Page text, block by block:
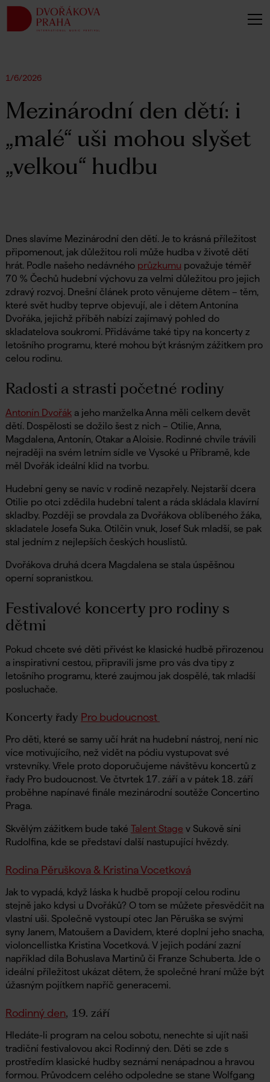
1/6/2026
Mezinárodní den dětí: i
„malé“ uši mohou slyšet
„velkou“ hudbu
Dnes slavíme Mezinárodní den dětí. Je to krásná příležitost
připomenout, jak důležitou roli může hudba v životě dětí
hrát. Podle našeho nedávného průzkumu považuje téměř
70 % Čechů hudební výchovu za velmi důležitou pro jejich
zdravý rozvoj. Dnešní článek proto věnujeme dětem – těm,
které svět hudby teprve objevují, ale i dětem Antonína
Dvořáka, jejichž příběh nabízí zajímavý pohled do
skladatelova soukromí. Přidáváme také tipy na koncerty z
letošního programu, které mohou být krásným zážitkem pro
celou rodinu.
Radosti a strasti početné rodiny
Antonín Dvořáka jeho manželka Anna měli celkem devět
dětí. Dospělosti se dožilo šest z nich – Otilie, Anna,
Magdalena, Antonín, Otakar a Aloisie. Rodinné chvíle trávili
nejraději na svém letním sídle ve Vysoké u Příbramě, kde
měl Dvořák ideální klid na tvorbu.
Hudební geny se navíc v rodině nezapřely. Nejstarší dcera
Otilie po otci zdědila hudební talent a ráda skládala klavírní
skladby. Později se provdala za Dvořákova oblíbeného žáka,
skladatele Josefa Suka. Otilčin vnuk, Josef Suk mladší, se pak
stal jedním z nejlepších českých houslistů.
Dvořákova druhá dcera Magdalena se stala úspěšnou
operní sopranistkou.
Festivalové koncerty pro rodiny s
dětmi
Pokud chcete své děti přivést ke klasické hudbě přirozenou
a inspirativní cestou, připravili jsme pro vás dva tipy z
letošního programu, které zaujmou jak dospělé, tak mladší
posluchače.
Koncerty řady Pro budoucnost
Pro děti, které se samy učí hrát na hudební nástroj, není nic
více motivujícího, než vidět na pódiu vystupovat své
vrstevníky. Vřele proto doporučujeme návštěvu koncertů z
řady Pro budoucnost. Ve čtvrtek 17. září a v pátek 18. září
proběhne napínavé finále mezinárodní soutěže Concertino
Praga.
Skvělým zážitkem bude také Talent Stage v Sukově síni
Rudolfina, kde se představí další nastupující hvězdy.
Rodina Pěruškova & Kristina Vocetková
Jak to vypadá, když láska k hudbě propojí celou rodinu
stejně jako kdysi u Dvořáků? O tom se můžete přesvědčit na
vlastní uši. Společně vystoupí otec Jan Pěruška se svými
syny Janem, Matoušem a Davidem, které doplní jeho snacha,
violoncellistka Kristina Vocetková. V jejich podání zazní
například díla Bohuslava Martinů či Franze Schuberta. Jde o
ideální příležitost ukázat dětem, že společné hraní může být
úžasným pojítkem napříč generacemi.
Rodinný den, 19. září
Hledáte-li program na celou sobotu, nenechte si ujít naši
tradiční festivalovou akci Rodinný den. Děti se zde s
prostředím klasické hudby seznámí nenápadnou a hravou
formou. Průvodcem celého odpoledne se stane Wolfgang